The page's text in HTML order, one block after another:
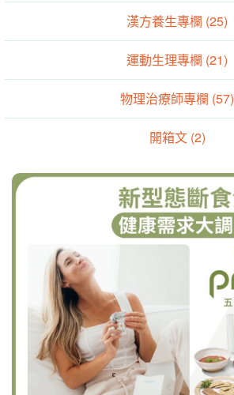
漢方養生專欄 (25)
運動生理專欄 (21)
物理治療師專欄 (57)
開箱文 (2)